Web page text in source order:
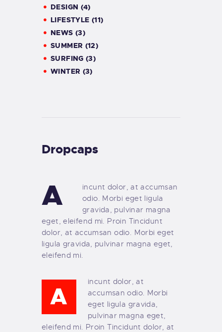
DESIGN (4)
LIFESTYLE (11)
NEWS (3)
SUMMER (12)
SURFING (3)
WINTER (3)
Dropcaps
A
incunt dolor, at accumsan
odio. Morbi eget ligula
gravida, pulvinar magna
eget, eleifend mi. Proin Tincidunt
dolor, at accumsan odio. Morbi eget
ligula gravida, pulvinar magna eget,
eleifend mi.
A
incunt dolor, at
accumsan odio. Morbi
eget ligula gravida,
pulvinar magna eget,
eleifend mi. Proin Tincidunt dolor, at